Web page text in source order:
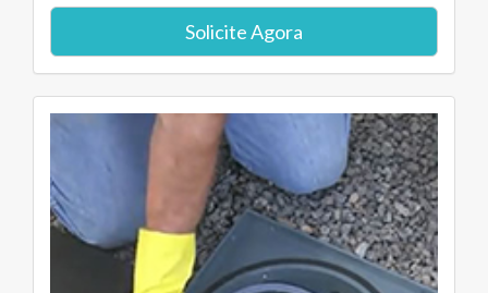
Solicite Agora